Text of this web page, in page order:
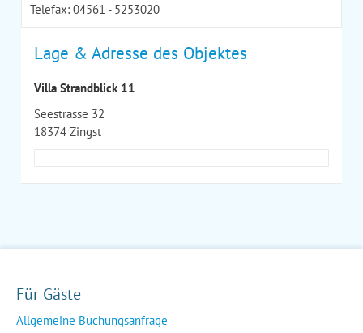
Telefax: 04561 - 5253020
Lage & Adresse des Objektes
Villa Strandblick 11
Seestrasse 32
18374 Zingst
Für Gäste
Allgemeine Buchungsanfrage